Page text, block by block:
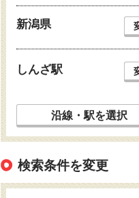
新潟県
しんざ駅
沿線・駅を選択
検索条件を変更